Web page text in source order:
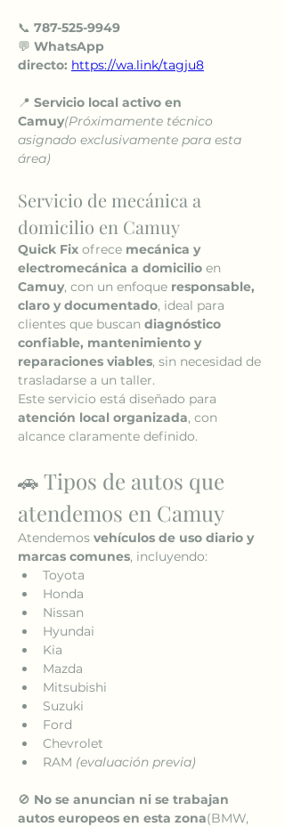
📞 787-525-9949
💬 WhatsApp
directo: https://wa.link/tagju8
📍 Servicio local activo en
Camuy(Próximamente técnico
asignado exclusivamente para esta
área)
Servicio de mecánica a
domicilio en Camuy
Quick Fix ofrece mecánica y
electromecánica a domicilio en
Camuy, con un enfoque responsable,
claro y documentado, ideal para
clientes que buscan diagnóstico
confiable, mantenimiento y
reparaciones viables, sin necesidad de
trasladarse a un taller.
Este servicio está diseñado para
atención local organizada, con
alcance claramente definido.
🚗 Tipos de autos que
atendemos en Camuy
Atendemos vehículos de uso diario y
marcas comunes, incluyendo:
Toyota
Honda
Nissan
Hyundai
Kia
Mazda
Mitsubishi
Suzuki
Ford
Chevrolet
RAM (evaluación previa)
🚫 No se anuncian ni se trabajan
autos europeos en esta zona(BMW,